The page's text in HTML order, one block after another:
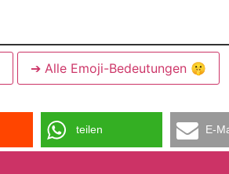
➔ Alle Emoji-Bedeutungen 🤫
teilen E-